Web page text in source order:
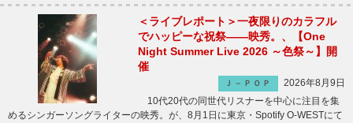
＜ライブレポート＞一夜限りのカラフル
でハッピーな祝祭――映秀。、【One
Night Summer Live 2026 ～色祭～】開
催
Ｊ－ＰＯＰ
2026年8月9日
10代20代の同世代リスナーを中心に注目を集
めるシンガーソングライターの映秀。が、8月1日に東京・Spotify O-WESTにて